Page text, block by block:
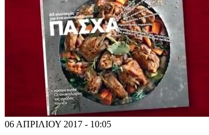
06 ΑΠΡΙΛΙΟΥ 2017 - 10:05